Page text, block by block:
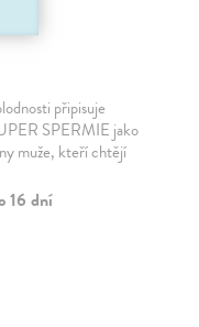
připisuje
SPERMIE jako
muže, kteří chtějí
16 dní